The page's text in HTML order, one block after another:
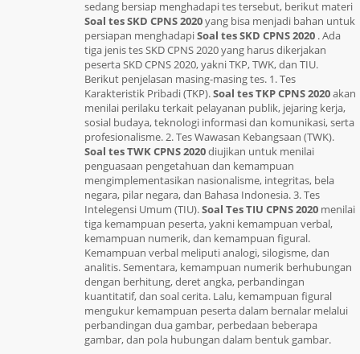
sedang bersiap menghadapi tes tersebut, berikut materi
Soal tes SKD CPNS 2020yang bisa menjadi bahan untuk
persiapan menghadapiSoal tes SKD CPNS 2020 . Ada
tiga jenis tes SKD CPNS 2020 yang harus dikerjakan
peserta SKD CPNS 2020, yakni TKP, TWK, dan TIU.
Berikut penjelasan masing-masing tes. 1. Tes
Karakteristik Pribadi (TKP).Soal tes TKP CPNS 2020akan
menilai perilaku terkait pelayanan publik, jejaring kerja,
sosial budaya, teknologi informasi dan komunikasi, serta
profesionalisme. 2. Tes Wawasan Kebangsaan (TWK).
Soal tes TWK CPNS 2020diujikan untuk menilai
penguasaan pengetahuan dan kemampuan
mengimplementasikan nasionalisme, integritas, bela
negara, pilar negara, dan Bahasa Indonesia. 3. Tes
Intelegensi Umum (TIU).Soal Tes TIU CPNS 2020 menilai
tiga kemampuan peserta, yakni kemampuan verbal,
kemampuan numerik, dan kemampuan figural.
Kemampuan verbal meliputi analogi, silogisme, dan
analitis. Sementara, kemampuan numerik berhubungan
dengan berhitung, deret angka, perbandingan
kuantitatif, dan soal cerita. Lalu, kemampuan figural
mengukur kemampuan peserta dalam bernalar melalui
perbandingan dua gambar, perbedaan beberapa
gambar, dan pola hubungan dalam bentuk gambar.